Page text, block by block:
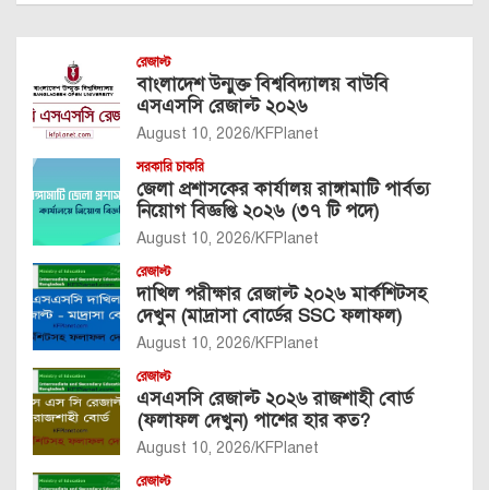
রেজাল্ট
বাংলাদেশ উন্মুক্ত বিশ্ববিদ্যালয় বাউবি
এসএসসি রেজাল্ট ২০২৬
August 10, 2026 KFPlanet
সরকারি চাকরি
জেলা প্রশাসকের কার্যালয় রাঙ্গামাটি পার্বত্য
নিয়োগ বিজ্ঞপ্তি ২০২৬ (৩৭ টি পদে)
August 10, 2026 KFPlanet
রেজাল্ট
দাখিল পরীক্ষার রেজাল্ট ২০২৬ মার্কশিটসহ
দেখুন (মাদ্রাসা বোর্ডের SSC ফলাফল)
August 10, 2026 KFPlanet
রেজাল্ট
এসএসসি রেজাল্ট ২০২৬ রাজশাহী বোর্ড
(ফলাফল দেখুন) পাশের হার কত?
August 10, 2026 KFPlanet
রেজাল্ট